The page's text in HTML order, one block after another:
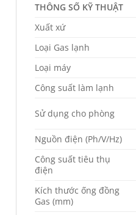
THÔNG SỐ KỸ THUẬT
Xuất xứ
Loại Gas lạnh
Loại máy
Công suất làm lạnh
Sử dụng cho phòng
Nguồn điện (Ph/V/Hz)
Công suất tiêu thụ
điện
Kích thước ống đồng
Gas (mm)